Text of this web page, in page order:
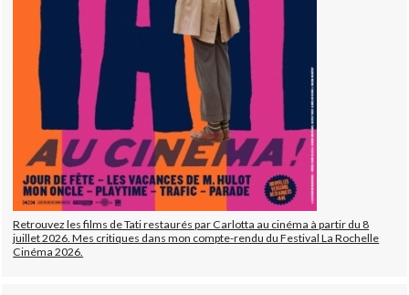
Retrouvez les films de Tati restaurés par Carlotta au cinéma à partir du 8
juillet 2026. Mes critiques dans mon compte-rendu du Festival La Rochelle
Cinéma 2026.